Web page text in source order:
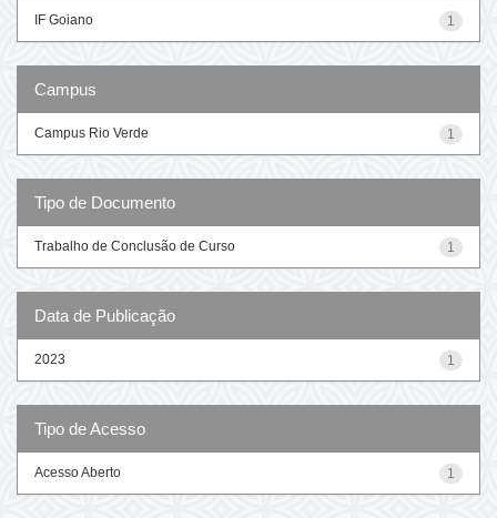
1
IF Goiano
Campus
1
Campus Rio Verde
Tipo de Documento
1
Trabalho de Conclusão de Curso
Data de Publicação
1
2023
Tipo de Acesso
1
Acesso Aberto